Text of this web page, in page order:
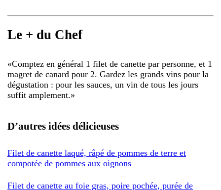
Le + du Chef
«Comptez en général 1 filet de canette par personne, et 1
magret de canard pour 2. Gardez les grands vins pour la
dégustation : pour les sauces, un vin de tous les jours
suffit amplement.»
D’autres idées délicieuses
Filet de canette laqué, râpé de pommes de terre et
compotée de pommes aux oignons
Filet de canette au foie gras, poire pochée, purée de